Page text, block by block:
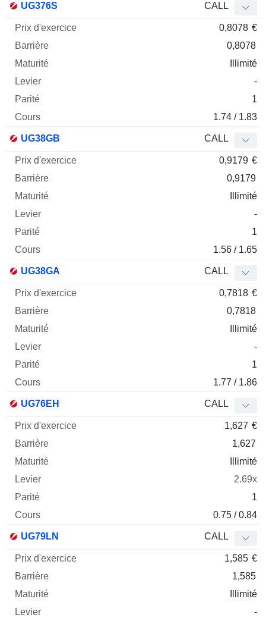
UG376S CALL
0,8078 €
0,8078
Illimité
-
1
1.74 / 1.83
UG38GB CALL
0,9179 €
0,9179
Illimité
-
1
1.56 / 1.65
UG38GA CALL
0,7818 €
0,7818
Illimité
-
1
1.77 / 1.86
UG76EH CALL
1,627 €
1,627
Illimité
2.69x
1
0.75 / 0.84
UG79LN CALL
1,585 €
1,585
Illimité
-